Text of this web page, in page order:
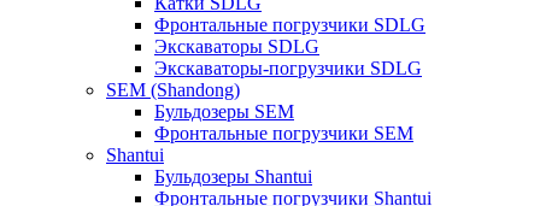
Фронтальные погрузчики SDLG
Экскаваторы SDLG
Экскаваторы-погрузчики SDLG
SEM (Shandong)
Бульдозеры SEM
Фронтальные погрузчики SEM
Shantui
Бульдозеры Shantui
Фронтальные погрузчики Shantui